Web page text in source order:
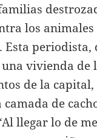
los animales
periodista,
vivienda de
de la capital,
de
llegar lo de